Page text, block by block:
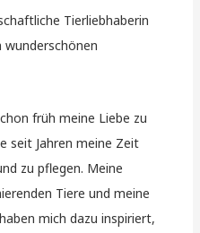
Tierliebhaberin
wunderschönen
früh meine Liebe zu
seit Jahren meine Zeit
zu pflegen. Meine
Tiere und meine
mich dazu inspiriert,